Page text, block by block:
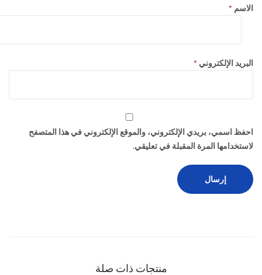
الاسم*
البريد الإلكتروني*
احفظ اسمي، بريدي الإلكتروني، والموقع الإلكتروني في هذا المتصفح
لاستخدامها المرة المقبلة في تعليقي.
منتجات ذات صلة